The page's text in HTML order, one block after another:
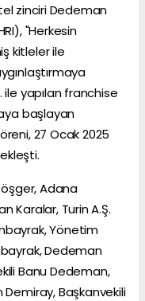
zinciri Dedeman
"Herkesin
kitleler ile
yapılan franchise
başlayan
27 Ocak 2025
Adana
Karalar, Turin A.Ş.
Yönetim
Dedeman
Banu Dedeman,
Demiray, Başkanvekili